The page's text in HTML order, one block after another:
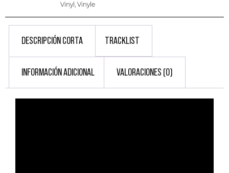
Vinyl, Vinyle
DESCRIPCIÓN CORTA TRACKLIST
INFORMACIÓN ADICIONAL VALORACIONES (0)